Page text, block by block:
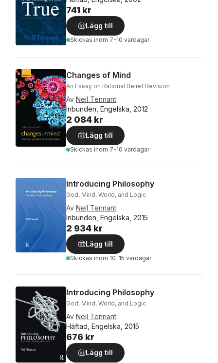
741 kr
Lägg till
Skickas inom 7-10 vardagar
Changes of Mind
An Essay on Rational Belief Revision
Av Neil Tennant
Inbunden, Engelska, 2012
2 084 kr
Lägg till
Skickas inom 7-10 vardagar
Introducing Philosophy
God, Mind, World, and Logic
Av Neil Tennant
Inbunden, Engelska, 2015
2 934 kr
Lägg till
Skickas inom 10-15 vardagar
Introducing Philosophy
God, Mind, World, and Logic
Av Neil Tennant
Häftad, Engelska, 2015
676 kr
Lägg till